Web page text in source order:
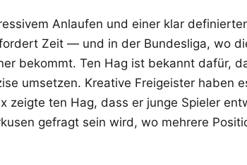
Anlaufen und einer klar
Zeit — und in der Bundesliga, wo
bekommt. Ten Hag ist bekannt dafür,
umsetzen. Kreative Freigeister haben
zeigte ten Hag, dass er junge Spieler
gefragt sein wird, wo mehrere